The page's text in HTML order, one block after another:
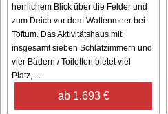
herrlichem Blick über die Felder und
zum Deich vor dem Wattenmeer bei
Toftum. Das Aktivitätshaus mit
insgesamt sieben Schlafzimmern und
vier Bädern / Toiletten bietet viel
Platz, ...
ab 1.693 €